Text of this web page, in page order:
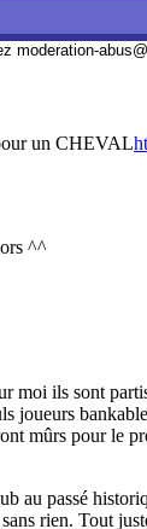
moderation-